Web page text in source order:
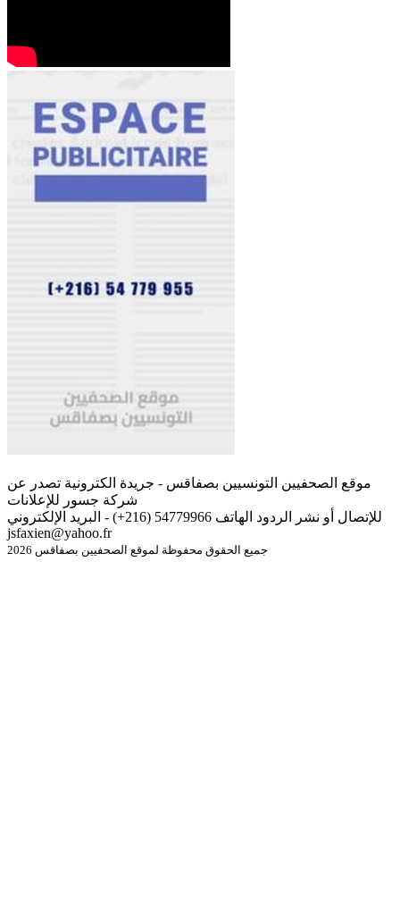
موقع الصحفيين التونسيين بصفاقس - جريدة الكترونية تصدر عن
شركة جسور للإعلانات
للإتصال أو نشر الردود الهاتف 54779966 (216+) - البريد الإلكتروني
jsfaxien@yahoo.fr
جميع الحقوق محفوظة لموقع الصحفيين بصفاقس 2026